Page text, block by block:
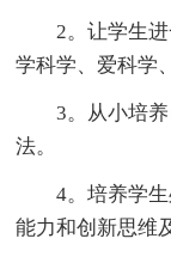
2。让学生
学科学、爱科学
3。从小培
法。
4。培养学
能力和创新思维